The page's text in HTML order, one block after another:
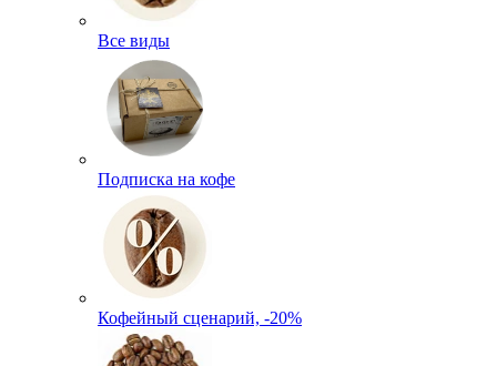
Все виды
Подписка на кофе
Кофейный сценарий, -20%